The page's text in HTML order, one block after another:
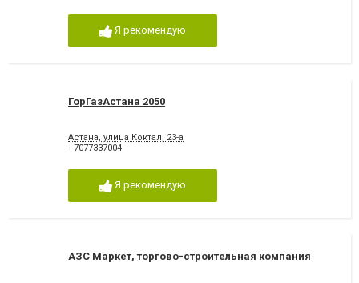
Я рекомендую
ГорГазАстана 2050
Астана, улица Коктал, 23-а
+7077337004
Я рекомендую
АЗС Маркет, торгово-строительная компания